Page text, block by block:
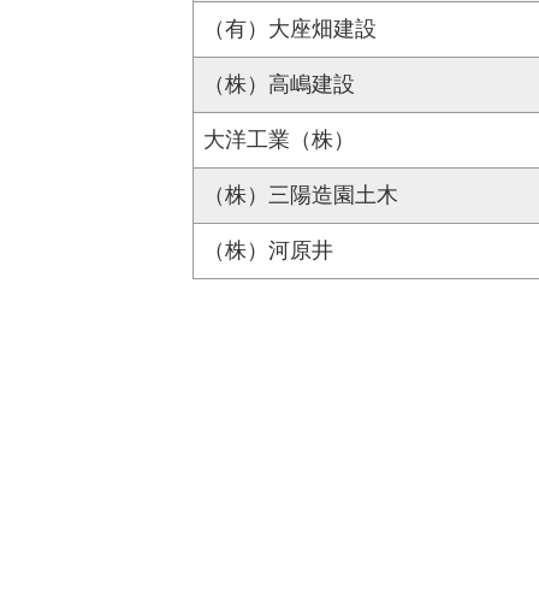
（有）大座畑建設
（株）高嶋建設
大洋工業（株）
（株）三陽造園土木
（株）河原井